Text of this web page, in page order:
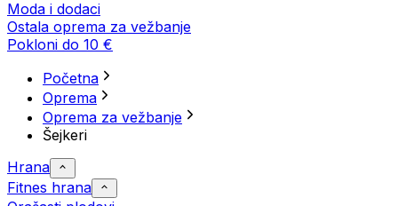
Moda i dodaci
Ostala oprema za vežbanje
Pokloni do 10 €
Početna
Oprema
Oprema za vežbanje
Šejkeri
Hrana
Fitnes hrana